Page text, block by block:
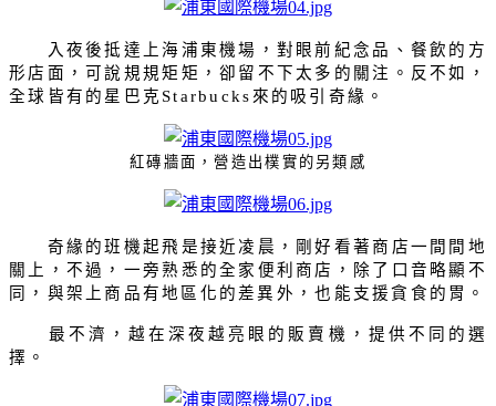
入夜後抵達上海浦東機場，對眼前紀念品、餐飲的方
形店面，可說規規矩矩，卻留不下太多的關注。反不如，
全球皆有的星巴克 Starbucks 來的吸引奇緣。
紅磚牆面，營造出樸實的另類感
奇緣的班機起飛是接近凌晨，剛好看著商店一間間地
關上，不過，一旁熟悉的全家便利商店，除了口音略顯不
同，與架上商品有地區化的差異外，也能支援貪食的胃。
最不濟，越在深夜越亮眼的販賣機，提供不同的選
擇。